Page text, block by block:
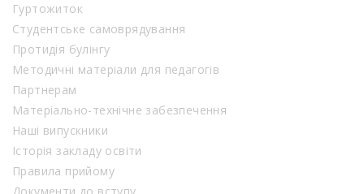
Гуртожиток
Студентське самоврядування
Протидія булінгу
Методичні матеріали для педагогів
Партнерам
Матеріально-технічне забезпечення
Наші випускники
Історія закладу освіти
Правила прийому